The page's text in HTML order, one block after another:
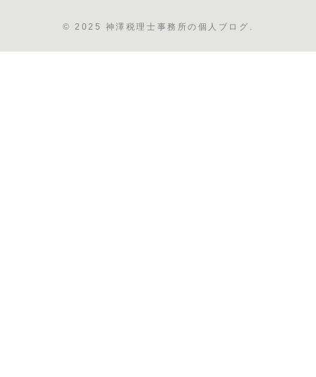
© 2025 神澤税理士事務所の個人ブログ.